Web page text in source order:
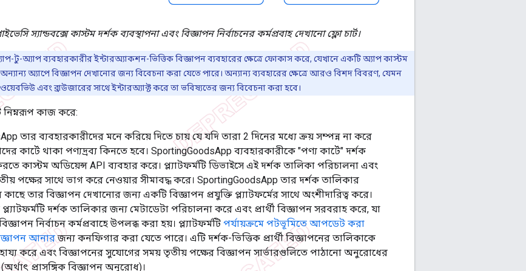
স্যান্ডবক্সে কাস্টম দর্শক ব্যবস্থাপনা এবং বিজ্ঞাপন নির্বাচনের কর্মপ্রবাহ দেখানো ফ্লো চার্ট।
টু-অ্যাপ ব্যবহারকারীর ইন্টারঅ্যাকশন-ভিত্তিক বিজ্ঞাপন ব্যবহারের ক্ষেত্রে ফোকাস করে, যেখানে একটি অ্যাপ কাস্টম
অ্যাপে বিজ্ঞাপন দেখানোর জন্য বিবেচনা করা যেতে পারে। অন্যান্য ব্যবহারের ক্ষেত্রে আরও বিশদ বিবরণ, যেমন
এবং ব্রাউজারের সাথে ইন্টারঅ্যাক্ট করে তা ভবিষ্যতের জন্য বিবেচনা করা হবে।
নিম্নরূপ কাজ করে:
তার ব্যবহারকারীদের মনে করিয়ে দিতে চায় যে যদি তারা 2 দিনের মধ্যে ক্রয় সম্পন্ন না করে
কার্টে থাকা পণ্যদ্রব্য কিনতে হবে। SportingGoodsApp ব্যবহারকারীকে "পণ্য কার্টে" দর্শক
কাস্টম অডিয়েন্স API ব্যবহার করে। প্ল্যাটফর্মটি ডিভাইসে এই দর্শক তালিকা পরিচালনা এবং
পক্ষের সাথে ভাগ করে নেওয়ার সীমাবদ্ধ করে। SportingGoodsApp তার দর্শক তালিকার
কাছে তার বিজ্ঞাপন দেখানোর জন্য একটি বিজ্ঞাপন প্রযুক্তি প্ল্যাটফর্মের সাথে অংশীদারিত্ব করে।
প্ল্যাটফর্মটি দর্শক তালিকার জন্য মেটাডেটা পরিচালনা করে এবং প্রার্থী বিজ্ঞাপন সরবরাহ করে, যা
নির্বাচন কর্মপ্রবাহে উপলব্ধ করা হয়। প্ল্যাটফর্মটি পর্যায়ক্রমে পটভূমিতে আপডেট করা
আনারজন্য কনফিগার করা যেতে পারে। এটি দর্শক-ভিত্তিক প্রার্থী বিজ্ঞাপনের তালিকাকে
করে এবং বিজ্ঞাপনের সুযোগের সময় তৃতীয় পক্ষের বিজ্ঞাপন সার্ভারগুলিতে পাঠানো অনুরোধের
প্রাসঙ্গিক বিজ্ঞাপন অনুরোধ)।